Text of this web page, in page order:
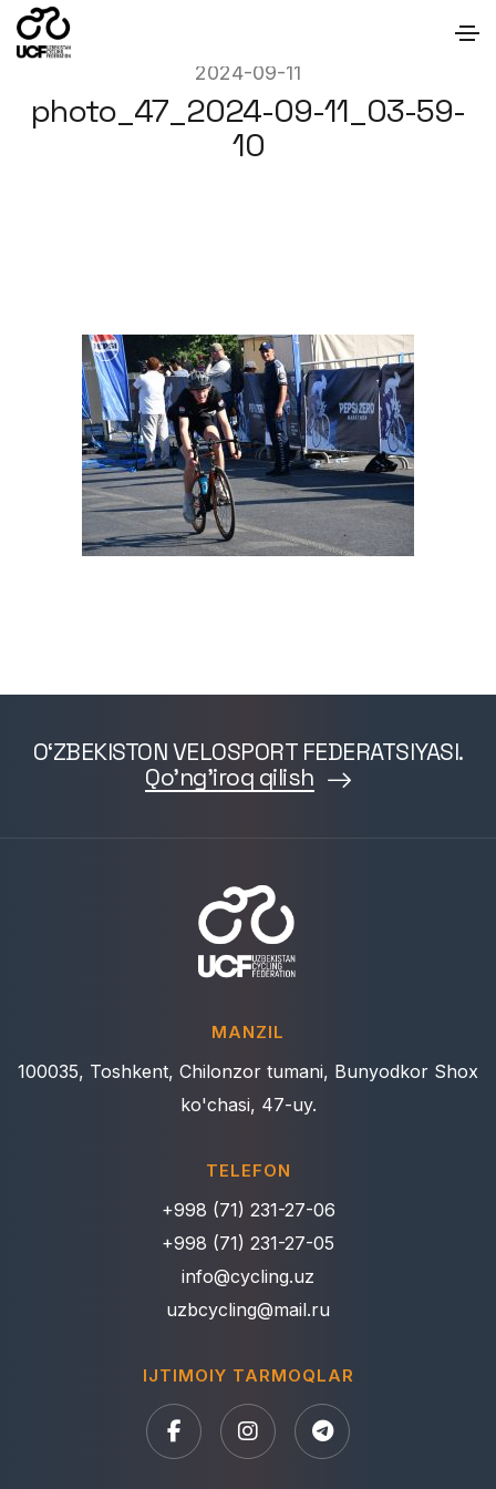
2024-09-11
photo_47_2024-09-11_03-59-
10
O‘ZBEKISTON VELOSPORT FEDERATSIYASI.
Qo'ng'iroq qilish
MANZIL
100035, Toshkent, Chilonzor tumani, Bunyodkor Shox
ko'chasi, 47-uy.
TELEFON
+998 (71) 231-27-06
+998 (71) 231-27-05
info@cycling.uz
uzbcycling@mail.ru
IJTIMOIY TARMOQLAR